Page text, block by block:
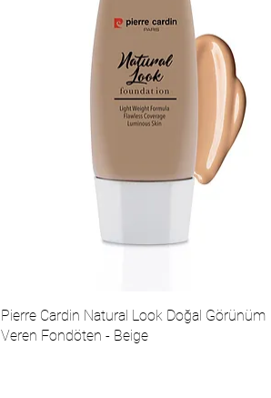
Pierre Cardin Natural Look Doğal Görünüm
Veren Fondöten - Beige